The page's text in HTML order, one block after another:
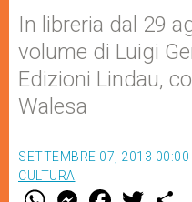
In libreria dal 29
volume di Luigi
Edizioni Lindau,
Walesa
SETTEMBRE 07, 2013 00:00
CULTURA
W M F